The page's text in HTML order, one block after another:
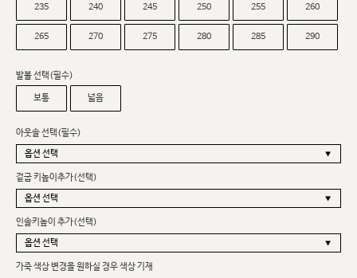
235 240 245 250 255 260
265 270 275 280 285 290
발볼 선택(필수)
보통 넓음
아웃솔 선택(필수)
겉굽 키높이추가(선택)
인솔키높이 추가(선택)
가죽 색상 변경을 원하실 경우 색상 기재